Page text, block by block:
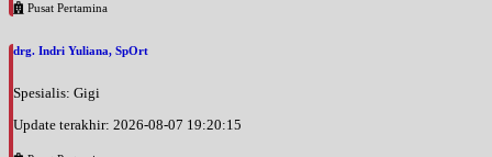
Pusat Pertamina
drg. Indri Yuliana, SpOrt
Spesialis: Gigi
Update terakhir: 2026-08-07 19:20:15